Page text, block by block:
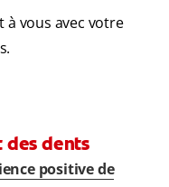
à vous avec votre
des dents
positive de